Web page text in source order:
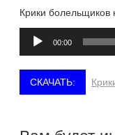
Крики болельщиков
Аудиоплеер
00:00